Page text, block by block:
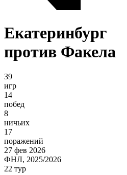
Екатеринбург
против Факела
39
игр
14
побед
8
ничьих
17
поражений
27 фев 2026
ФНЛ, 2025/2026
22 тур